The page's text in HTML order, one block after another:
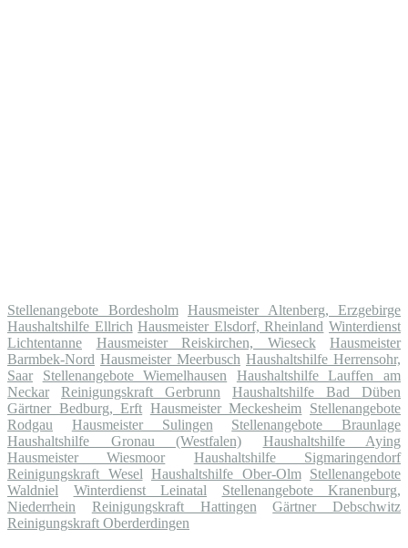
Stellenangebote Bordesholm
Hausmeister Altenberg, Erzgebirge
Haushaltshilfe Ellrich Hausmeister Elsdorf, Rheinland Winterdienst
Lichtentanne
Hausmeister Reiskirchen, Wieseck
Hausmeister
Barmbek-Nord Hausmeister Meerbusch Haushaltshilfe Herrensohr,
Saar
Stellenangebote Wiemelhausen
Haushaltshilfe Lauffen am
Neckar
Reinigungskraft Gerbrunn
Haushaltshilfe Bad Düben
Gärtner Bedburg, Erft Hausmeister Meckesheim Stellenangebote
Rodgau
Hausmeister Sulingen
Stellenangebote Braunlage
Haushaltshilfe Gronau (Westfalen)
Haushaltshilfe Aying
Hausmeister Wiesmoor
Haushaltshilfe Sigmaringendorf
Reinigungskraft Wesel Haushaltshilfe Ober-Olm
Stellenangebote
Waldniel
Winterdienst Leinatal
Stellenangebote Kranenburg,
Niederrhein
Reinigungskraft Hattingen
Gärtner Debschwitz
Reinigungskraft Oberderdingen